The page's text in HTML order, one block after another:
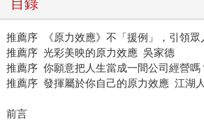
目錄
推薦序 《原力效應》不「援例」，引領
推薦序 光彩美映的原力效應 吳家德
推薦序 你願意把人生當成一間公司經營嗎
推薦序 發揮屬於你自己的原力效應 江湖
前言